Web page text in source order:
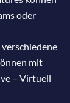
oder
mit
– Virtuell